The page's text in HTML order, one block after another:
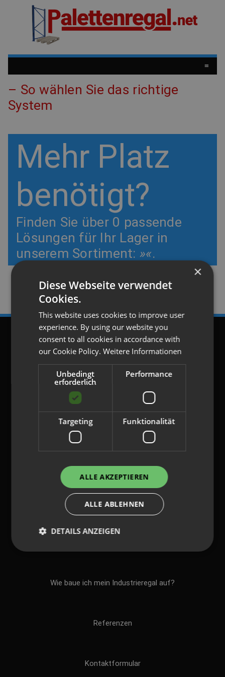
≡
– So wählen Sie das richtige
System
Mehr Platz
benötigt?
Finden Sie über 0 passende
Lösungen für Ihr Lager in
unserem Sortiment: »«.
Keine Produkte verfügbar.
AGB
Datenschutz
Impressum
Über uns
Wie baue ich mein Industrieregal auf?
Referenzen
Kontaktformular
×
Diese Webseite verwendet
Cookies.
This website uses cookies to improve user
experience. By using our website you
consent to all cookies in accordance with
our Cookie Policy. Weitere Informationen
Unbedingt
erforderlich
Performance
Targeting Funktionalität
ALLE AKZEPTIEREN
ALLE ABLEHNEN
DETAILS ANZEIGEN